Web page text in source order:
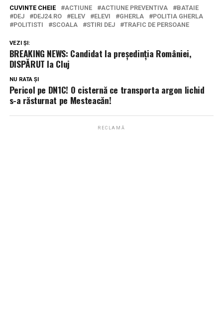
CUVINTE CHEIE ACTIUNE ACTIUNE PREVENTIVA
BATAIE
DEJ
DEJ24.RO ELEV ELEVI GHERLA
POLITIA GHERLA
POLITISTI
SCOALA STIRI DEJ TRAFIC DE PERSOANE
VEZI ȘI:
BREAKING NEWS: Candidat la președinția României,
DISPĂRUT la Cluj
NU RATA ȘI
Pericol pe DN1C! O cisternă ce transporta argon lichid
s-a răsturnat pe Mesteacăn!
RECLAMĂ